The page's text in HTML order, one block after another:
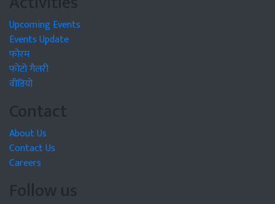
Upcoming Events
Events Update
फोरम
फोटो गैलरी
वीडियो
Contact
About Us
Contact Us
Careers
Follow us